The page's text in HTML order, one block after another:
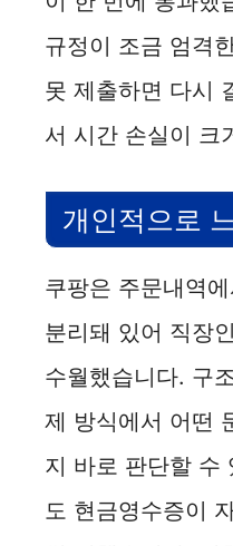
규정이 조금 엄격
못 제출하면 다시
서 시간 손실이 크
개인적으로
쿠팡은 주문내역
분리돼 있어 직장
수월했습니다. 구
제 방식에서 어떤
지 바로 판단할 수
도 현금영수증이